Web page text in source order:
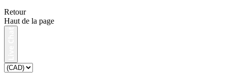
Retour
Haut de la page